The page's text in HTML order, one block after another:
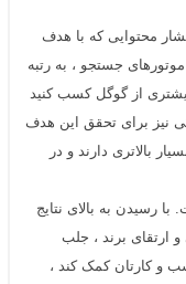
محتوایی که با هدف
جستجو ، به رتبه
بیشتری از گوگل کسب کنید
نیز برای تحقق این هدف
بالاتری دارند و در
با رسیدن به بالای نتایج
و ارتقای برند ، جلب
و کارتان کمک کند ،